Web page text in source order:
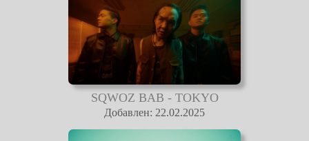
SQWOZ BAB - TOKYO
Добавлен: 22.02.2025